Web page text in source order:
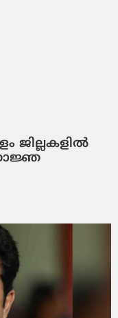
ജില്ലകളില്‍